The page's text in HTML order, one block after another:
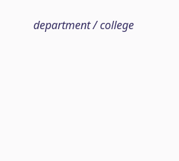
department / college